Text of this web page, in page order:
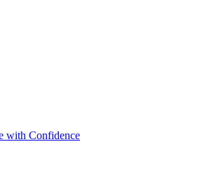
with Confidence